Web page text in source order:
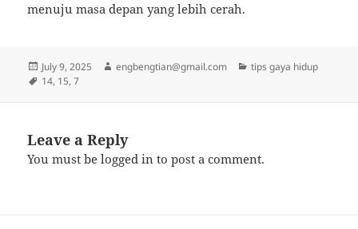
menuju masa depan yang lebih cerah.
Posted
on
July 9, 2025 Author
engbengtian@gmail.com Categories
tips gaya hidup
Tags
14, 15,7
Leave a Reply
You must belogged in to post a comment.